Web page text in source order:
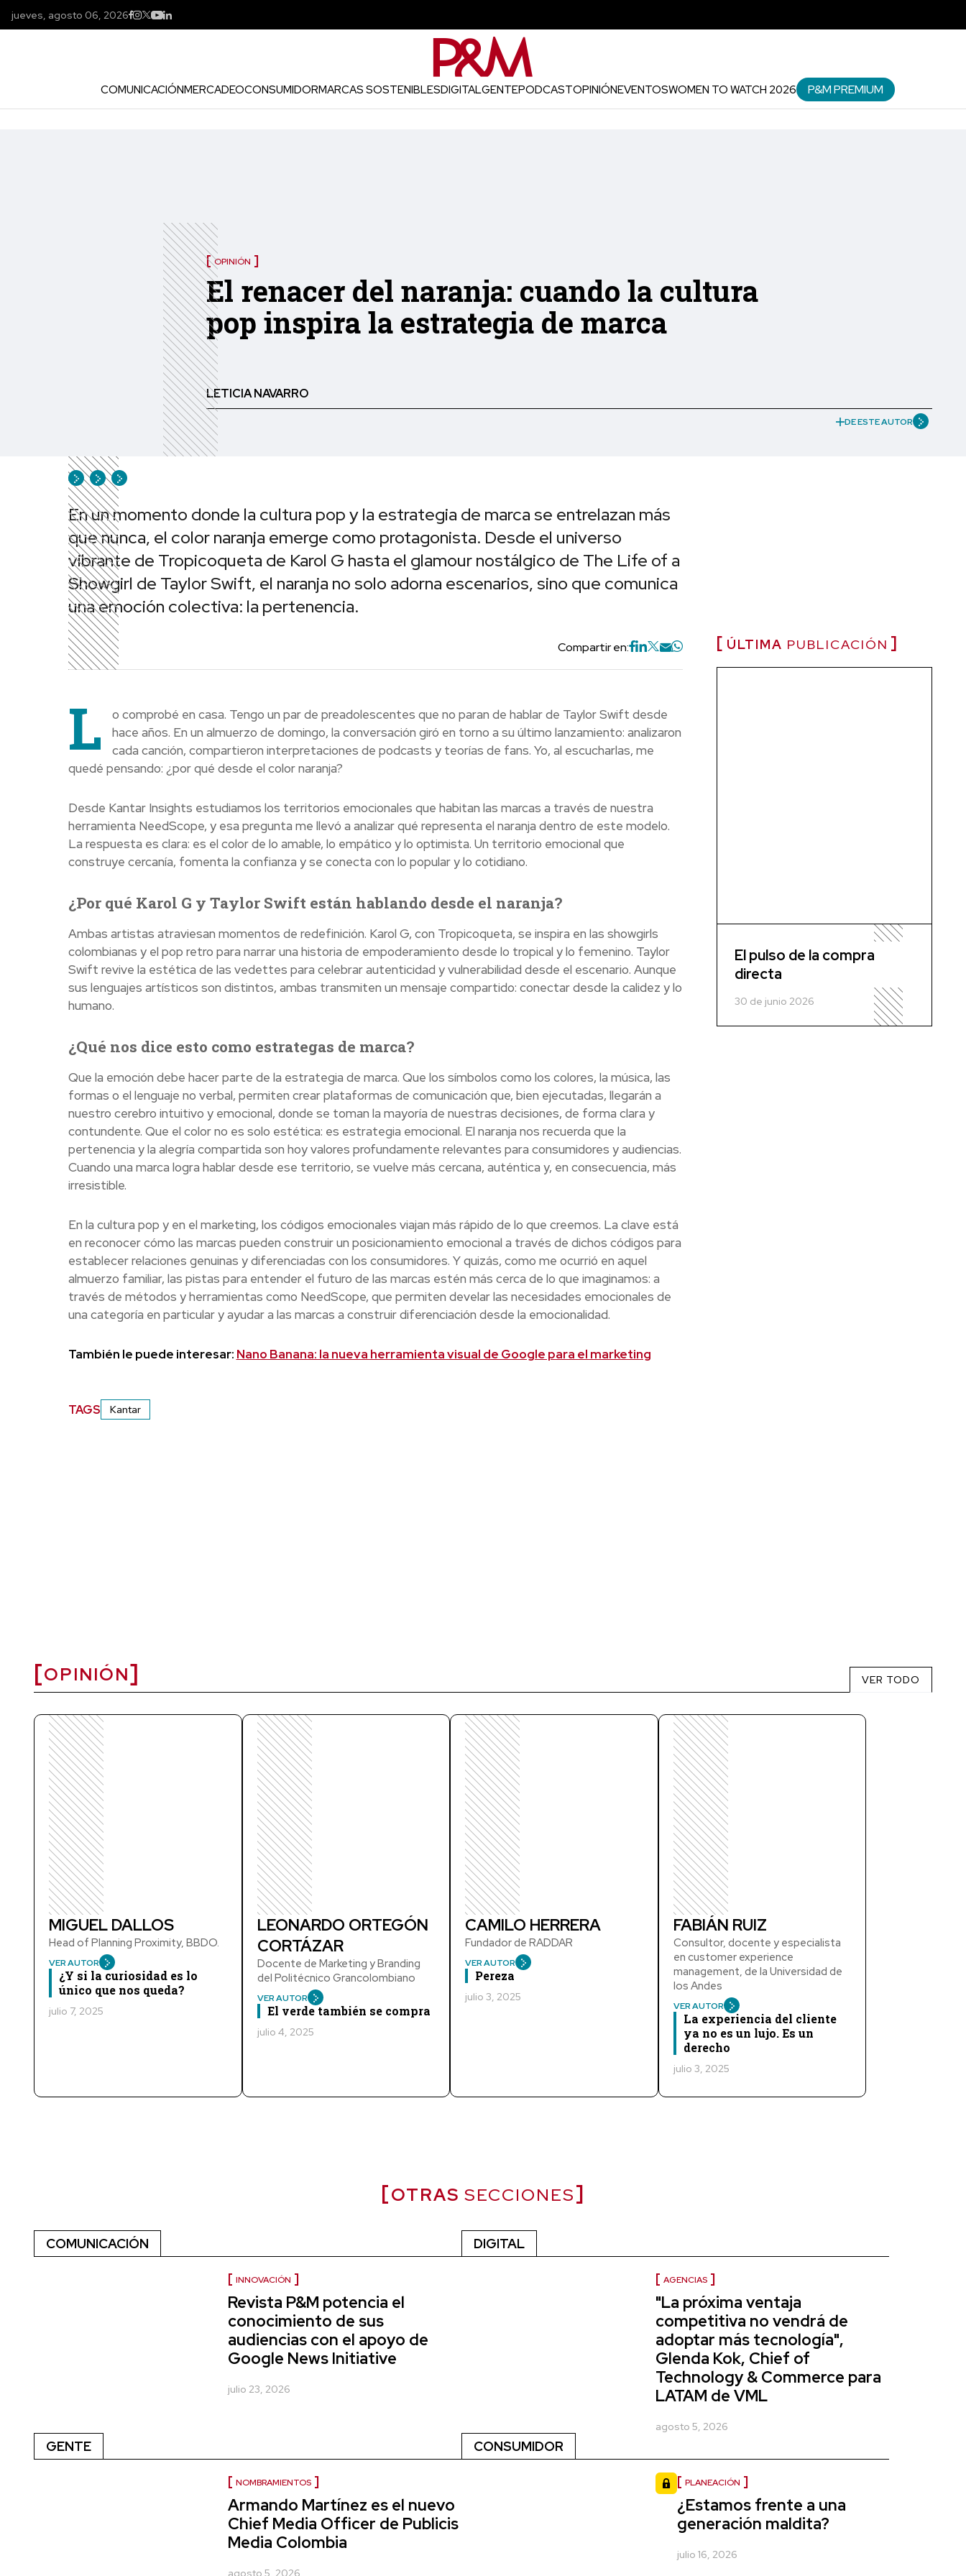
jueves, agosto 06, 2026
COMUNICACIÓNMERCADEOCONSUMIDORMARCAS SOSTENIBLESDIGITALGENTEPODCASTOPINIÓNEVENTOSWOMEN TO WATCH 2026 P&M PREMIUM
OPINIÓN
El renacer del naranja: cuando la cultura
pop inspira la estrategia de marca
LETICIA NAVARRO
DE ESTE AUTOR
En un momento donde la cultura pop y la estrategia de marca se entrelazan más
que nunca, el color naranja emerge como protagonista. Desde el universo
vibrante de Tropicoqueta de Karol G hasta el glamour nostálgico de The Life of a
Showgirl de Taylor Swift, el naranja no solo adorna escenarios, sino que comunica
una emoción colectiva: la pertenencia.
Compartir en:
L
o comprobé en casa. Tengo un par de preadolescentes que no paran de hablar de Taylor Swift desde
hace años. En un almuerzo de domingo, la conversación giró en torno a su último lanzamiento: analizaron
cada canción, compartieron interpretaciones de podcasts y teorías de fans. Yo, al escucharlas, me
quedé pensando: ¿por qué desde el color naranja?
Desde Kantar Insights estudiamos los territorios emocionales que habitan las marcas a través de nuestra
herramienta NeedScope, y esa pregunta me llevó a analizar qué representa el naranja dentro de este modelo.
La respuesta es clara: es el color de lo amable, lo empático y lo optimista. Un territorio emocional que
construye cercanía, fomenta la confianza y se conecta con lo popular y lo cotidiano.
¿Por qué Karol G y Taylor Swift están hablando desde el naranja?
Ambas artistas atraviesan momentos de redefinición. Karol G, con Tropicoqueta, se inspira en las showgirls
colombianas y el pop retro para narrar una historia de empoderamiento desde lo tropical y lo femenino. Taylor
Swift revive la estética de las vedettes para celebrar autenticidad y vulnerabilidad desde el escenario. Aunque
sus lenguajes artísticos son distintos, ambas transmiten un mensaje compartido: conectar desde la calidez y lo
humano.
¿Qué nos dice esto como estrategas de marca?
Que la emoción debe hacer parte de la estrategia de marca. Que los símbolos como los colores, la música, las
formas o el lenguaje no verbal, permiten crear plataformas de comunicación que, bien ejecutadas, llegarán a
nuestro cerebro intuitivo y emocional, donde se toman la mayoría de nuestras decisiones, de forma clara y
contundente. Que el color no es solo estética: es estrategia emocional. El naranja nos recuerda que la
pertenencia y la alegría compartida son hoy valores profundamente relevantes para consumidores y audiencias.
Cuando una marca logra hablar desde ese territorio, se vuelve más cercana, auténtica y, en consecuencia, más
irresistible.
En la cultura pop y en el marketing, los códigos emocionales viajan más rápido de lo que creemos. La clave está
en reconocer cómo las marcas pueden construir un posicionamiento emocional a través de dichos códigos para
establecer relaciones genuinas y diferenciadas con los consumidores. Y quizás, como me ocurrió en aquel
almuerzo familiar, las pistas para entender el futuro de las marcas estén más cerca de lo que imaginamos: a
través de métodos y herramientas como NeedScope, que permiten develar las necesidades emocionales de
una categoría en particular y ayudar a las marcas a construir diferenciación desde la emocionalidad.
También le puede interesar: Nano Banana: la nueva herramienta visual de Google para el marketing
TAGS Kantar
ÚLTIMA PUBLICACIÓN
El pulso de la compra
directa
30 de junio 2026
OPINIÓN VER TODO
MIGUEL DALLOS
Head of Planning Proximity, BBDO.
VER AUTOR
¿Y si la curiosidad es lo
único que nos queda?
julio 7, 2025
LEONARDO ORTEGÓN
CORTÁZAR
Docente de Marketing y Branding
del Politécnico Grancolombiano
VER AUTOR
El verde también se compra
julio 4, 2025
CAMILO HERRERA
Fundador de RADDAR
VER AUTOR
Pereza
julio 3, 2025
FABIÁN RUIZ
Consultor, docente y especialista
en customer experience
management, de la Universidad de
los Andes
VER AUTOR
La experiencia del cliente
ya no es un lujo. Es un
derecho
julio 3, 2025
OTRAS SECCIONES
COMUNICACIÓN
INNOVACIÓN
Revista P&M potencia el
conocimiento de sus
audiencias con el apoyo de
Google News Initiative
julio 23, 2026
DIGITAL
AGENCIAS
"La próxima ventaja
competitiva no vendrá de
adoptar más tecnología",
Glenda Kok, Chief of
Technology & Commerce para
LATAM de VML
agosto 5, 2026
GENTE
NOMBRAMIENTOS
Armando Martínez es el nuevo
Chief Media Officer de Publicis
Media Colombia
agosto 5, 2026
CONSUMIDOR
PLANEACIÓN
¿Estamos frente a una
generación maldita?
julio 16, 2026